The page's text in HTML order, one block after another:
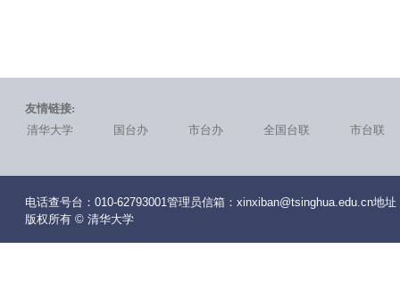
友情链接:
清华大学
国台办 市台办 全国台联 市台联
电话查号台：010-62793001管理员信箱：xinxiban@tsinghua.edu.cn地
版权所有 © 清华大学